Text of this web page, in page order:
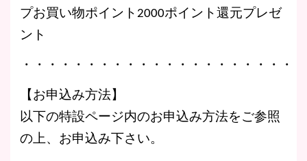
プお買い物ポイント2000ポイント還元プレゼ
ント
・・・・・・・・・・・・・・・・・・・・・・
【お申込み方法】
以下の特設ページ内のお申込み方法をご参照
の上、お申込み下さい。